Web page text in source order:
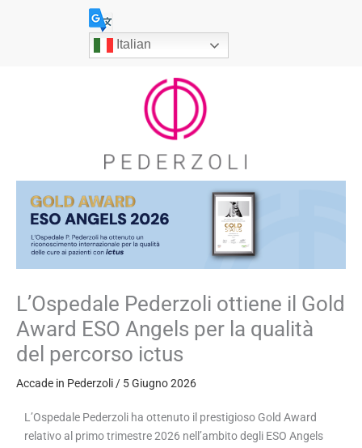
Italian
L’Ospedale Pederzoli ottiene il Gold
Award ESO Angels per la qualità
del percorso ictus
Accade in Pederzoli/ 5 Giugno 2026
L’Ospedale Pederzoli ha ottenuto il prestigioso Gold Award
relativo al primo trimestre 2026 nell’ambito degli ESO Angels